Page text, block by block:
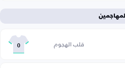
المهاجمين
قلب الهجوم 0